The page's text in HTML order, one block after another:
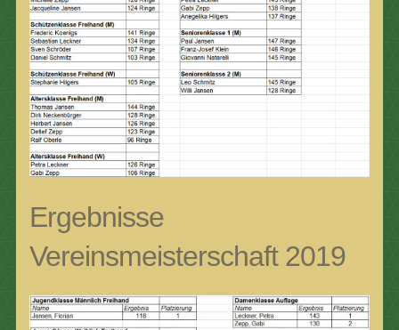
Ergebnisse
Vereinsmeisterschaft 2019